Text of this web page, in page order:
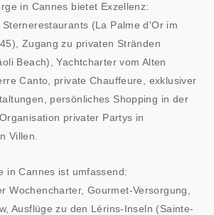
in Cannes bietet Exzellenz:
(La Palme d'Or im
Zugang zu privaten Stränden
Beach), Yachtcharter vom Alten
Canto, private Chauffeure, exklusiver
persönliches Shopping in der
privater Partys in
Villen.
in Cannes ist umfassend:
Wochencharter, Gourmet-Versorgung,
Ausflüge zu den Lérins-Inseln (Sainte-